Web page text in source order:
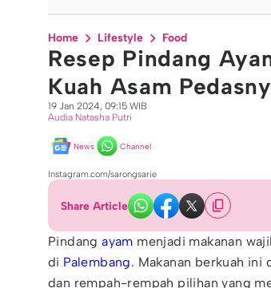
Home Lifestyle Food
Resep Pindang
Kuah Asam
19 Jan 2024, 09:15 WIB
Audia Natasha Putri
News Channel
Instagram.com/sarongsarie
Share Article
Pindangayam menjadi makanan
di Palembang. Makanan berkuah ini
dan rempah-rempah pilihan yang